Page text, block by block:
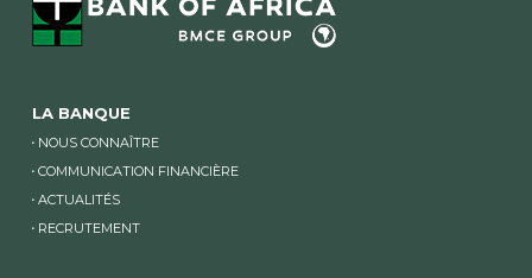
LA BANQUE
NOUS CONNAÎTRE
COMMUNICATION FINANCIÈRE
ACTUALITÉS
RECRUTEMENT